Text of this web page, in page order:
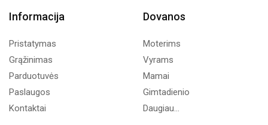
Informacija
Pristatymas
Grąžinimas
Parduotuvės
Paslaugos
Kontaktai
Dovanos
Moterims
Vyrams
Mamai
Gimtadienio
Daugiau...